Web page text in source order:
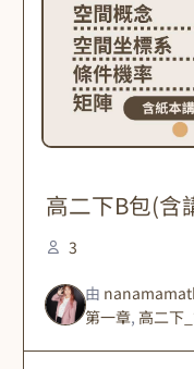
高二下B包(含
3
由
第一章, 高二下
NT$202,986。